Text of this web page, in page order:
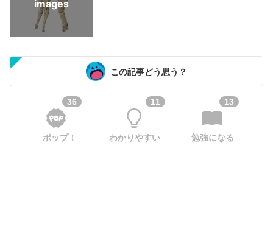
images
この記事どう思う？
36
ポップ！
11
わかりやすい
13
勉強になる